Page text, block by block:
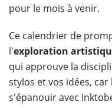
pour le mois à venir.
Ce calendrier de
l'exploration
qui approuve la
stylos et vos idées,
s'épanouir avec